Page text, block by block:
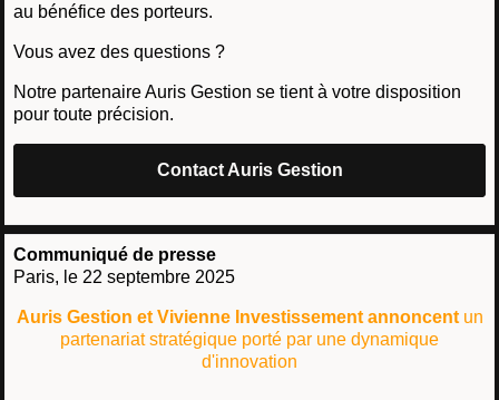
au bénéfice des porteurs.
Vous avez des questions ?
Notre partenaire Auris Gestion se tient à votre disposition
pour toute précision.
Contact Auris Gestion
Communiqué de presse
Paris, le 22 septembre 2025
Auris Gestion et Vivienne Investissement annoncent un
partenariat stratégique porté par une dynamique
d'innovation